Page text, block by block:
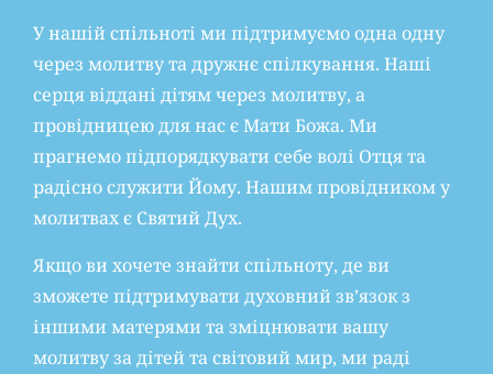
У нашій спільноті ми підтримуємо одна одну
через молитву та дружнє спілкування. Наші
серця віддані дітям через молитву, а
провідницею для нас є Мати Божа. Ми
прагнемо підпорядкувати себе волі Отця та
радісно служити Йому. Нашим провідником у
молитвах є Святий Дух.
Якщо ви хочете знайти спільноту, де ви
зможете підтримувати духовний зв’язок з
іншими матерями та зміцнювати вашу
молитву за дітей та світовий мир, ми раді